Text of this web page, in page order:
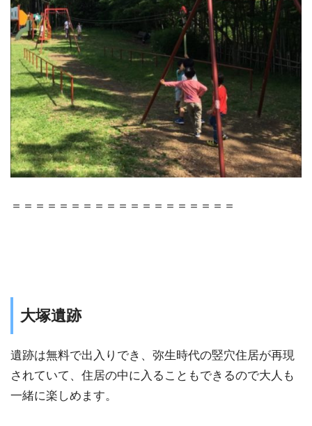
＝＝＝＝＝＝＝＝＝＝＝＝＝＝＝＝＝＝＝
大塚遺跡
遺跡は無料で出入りでき、弥生時代の竪穴住居が再現
されていて、住居の中に入ることもできるので大人も
一緒に楽しめます。